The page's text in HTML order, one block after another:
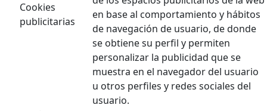
Cookies
publicitarias
en base al comportamiento y hábitos
de navegación de usuario, de donde
se obtiene su perfil y permiten
personalizar la publicidad que se
muestra en el navegador del usuario
u otros perfiles y redes sociales del
usuario.